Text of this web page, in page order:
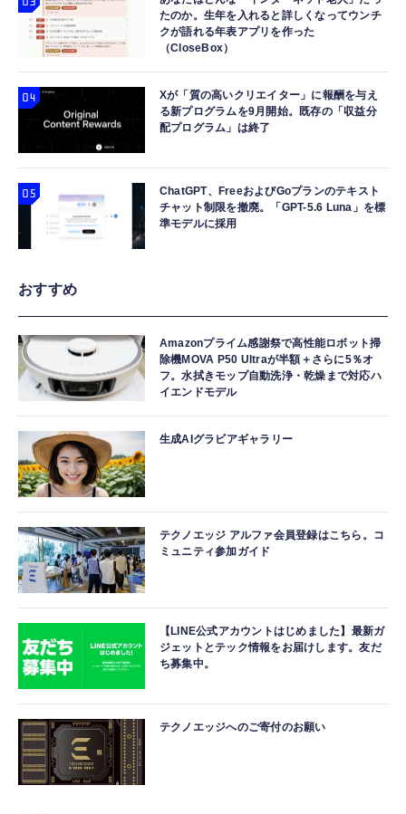
たのか。生年を入れると詳しくなってウンチ
クが語れる年表アプリを作った
（CloseBox）
Xが「質の高いクリエイター」に報酬を与え
る新プログラムを9月開始。既存の「収益分
配プログラム」は終了
ChatGPT、FreeおよびGoプランのテキスト
チャット制限を撤廃。「GPT-5.6 Luna」を標
準モデルに採用
おすすめ
Amazonプライム感謝祭で高性能ロボット掃
除機MOVA P50 Ultraが半額＋さらに5％オ
フ。水拭きモップ自動洗浄・乾燥まで対応ハ
イエンドモデル
生成AIグラビアギャラリー
テクノエッジ アルファ会員登録はこちら。コ
ミュニティ参加ガイド
【LINE公式アカウントはじめました】最新ガ
ジェットとテック情報をお届けします。友だ
ち募集中。
テクノエッジへのご寄付のお願い